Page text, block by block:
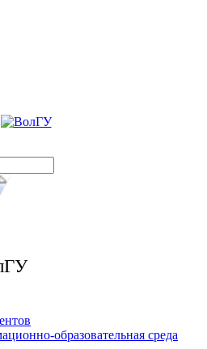
Пожалуйста
образовательная среда